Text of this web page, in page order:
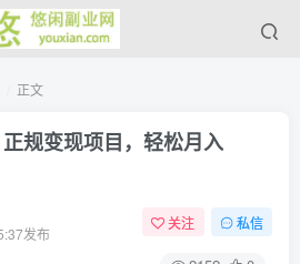
正文
正规变现项目，轻松月入
发布
关注 私信